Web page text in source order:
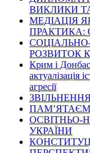
ВИКЛИКИ
МЕДІАЦІЯ
ПРАКТИКА:
РОЗВИТОК
Крим і Донбас
актуалізація
агресії
ОСВІТНЬО-
УКРАЇНИ